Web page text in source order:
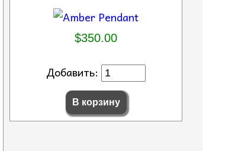
$350.00
Добавить: